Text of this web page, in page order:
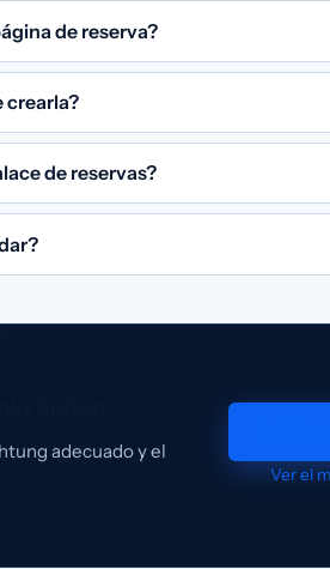
de reserva?
crearla?
de reservas?
adecuado y el
Ver el